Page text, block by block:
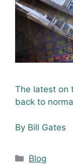
The latest on
back to
By Bill Gates
Blog